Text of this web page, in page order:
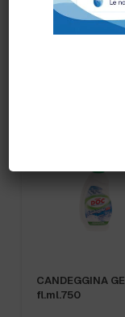
CANDEGGINA
fl.ml.750